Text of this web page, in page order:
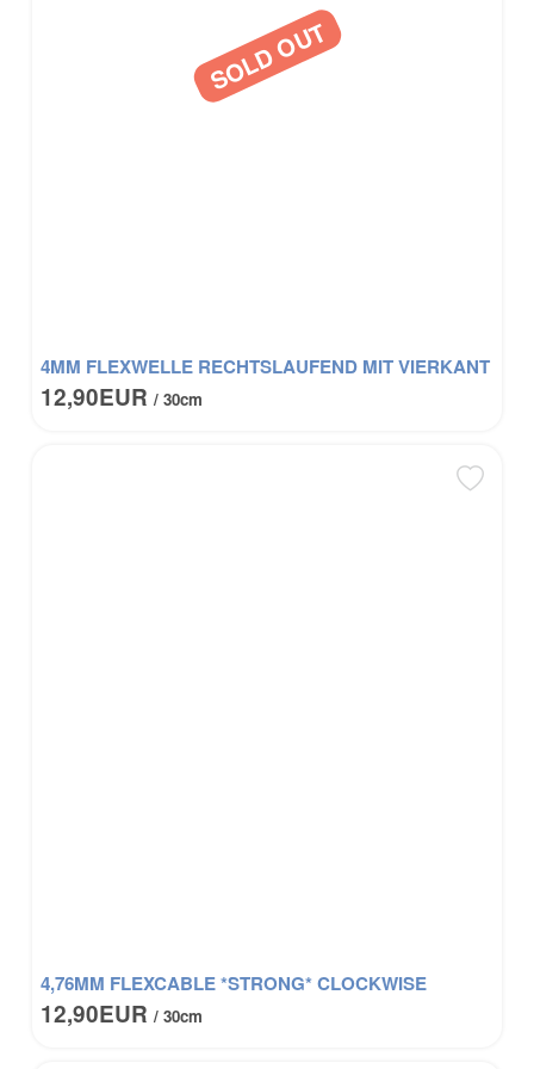
4MM FLEXWELLE RECHTSLAUFEND MIT VIERKANT
12,90EUR/ 30cm
4,76MM FLEXCABLE *STRONG* CLOCKWISE
12,90EUR/ 30cm